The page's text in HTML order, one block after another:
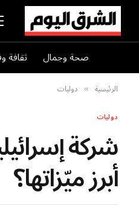
صحة وجمال ثقافة
الرئيسية » دوليات
دوليات
شركة
أبرز ميّزاتها؟